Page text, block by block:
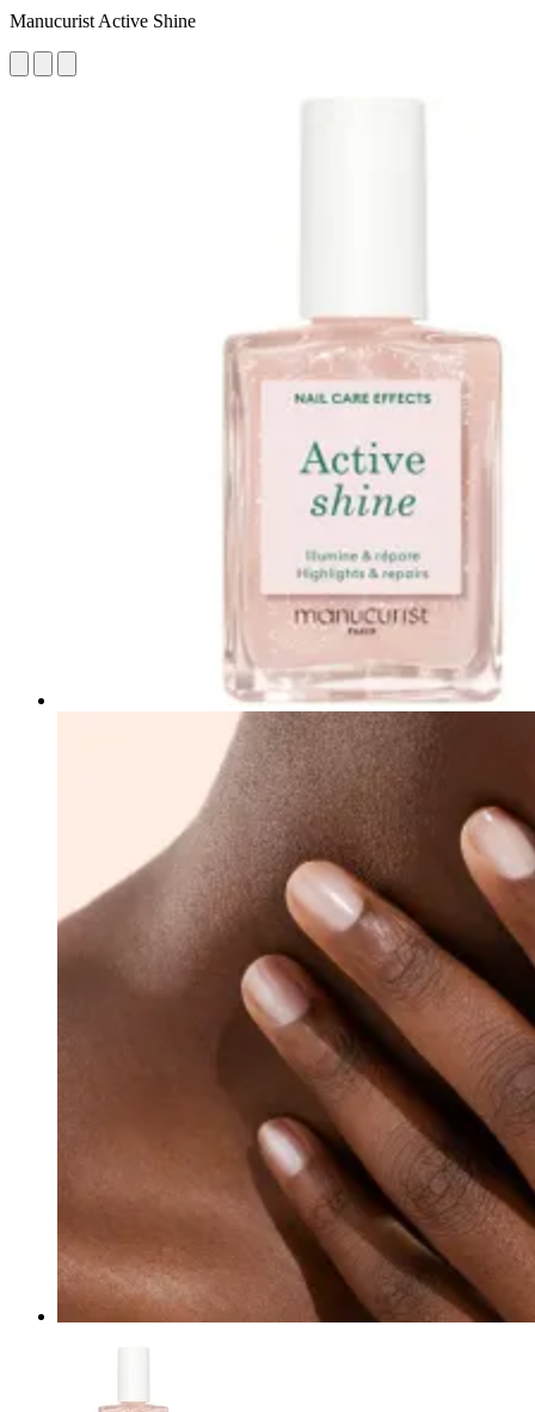
Manucurist Active Shine